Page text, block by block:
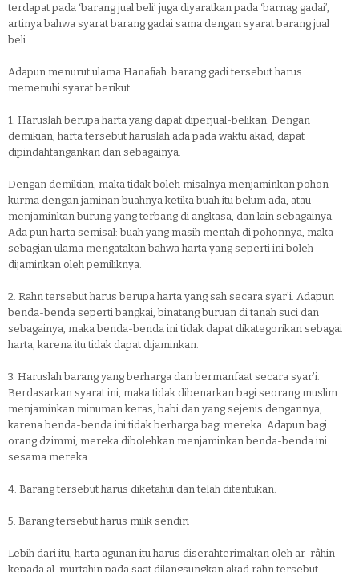
terdapat pada ‘barang jual beli’ juga diyaratkan pada ‘barnag gadai’,
artinya bahwa syarat barang gadai sama dengan syarat barang jual
beli.
Adapun menurut ulama Hanafiah: barang gadi tersebut harus
memenuhi syarat berikut:
1. Haruslah berupa harta yang dapat diperjual-belikan. Dengan
demikian, harta tersebut haruslah ada pada waktu akad, dapat
dipindahtangankan dan sebagainya.
Dengan demikian, maka tidak boleh misalnya menjaminkan pohon
kurma dengan jaminan buahnya ketika buah itu belum ada, atau
menjaminkan burung yang terbang di angkasa, dan lain sebagainya.
Ada pun harta semisal: buah yang masih mentah di pohonnya, maka
sebagian ulama mengatakan bahwa harta yang seperti ini boleh
dijaminkan oleh pemiliknya.
2. Rahn tersebut harus berupa harta yang sah secara syar’i. Adapun
benda-benda seperti bangkai, binatang buruan di tanah suci dan
sebagainya, maka benda-benda ini tidak dapat dikategorikan sebagai
harta, karena itu tidak dapat dijaminkan.
3. Haruslah barang yang berharga dan bermanfaat secara syar’i.
Berdasarkan syarat ini, maka tidak dibenarkan bagi seorang muslim
menjaminkan minuman keras, babi dan yang sejenis dengannya,
karena benda-benda ini tidak berharga bagi mereka. Adapun bagi
orang dzimmi, mereka dibolehkan menjaminkan benda-benda ini
sesama mereka.
4. Barang tersebut harus diketahui dan telah ditentukan.
5. Barang tersebut harus milik sendiri
Lebih dari itu, harta agunan itu harus diserahterimakan oleh ar-râhin
kepada al-murtahin pada saat dilangsungkan akad rahn tersebut.